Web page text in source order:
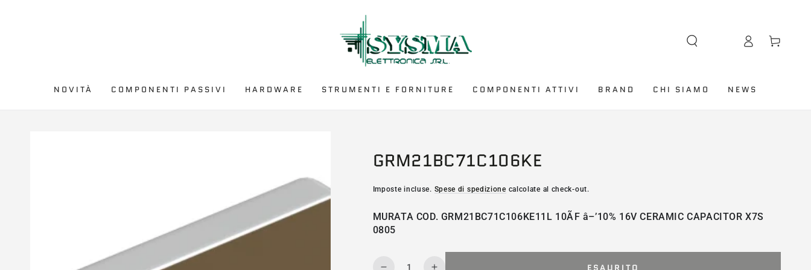
NOVITÀ COMPONENTI PASSIVI HARDWARE STRUMENTI E FORNITURE COMPONENTI ATTIVI BRAND CHI SIAMO NEWS
AccessoCarello
GRM21BC71C106KE
Imposte incluse. Spese di spedizione calcolate al check-out.
MURATA COD. GRM21BC71C106KE11L 10ÃF â–’10% 16V CERAMIC CAPACITOR X7S
0805
Quantità